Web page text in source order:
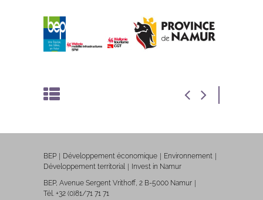
BEP Développement économique
Environnement
Développement territorial
Invest in Namur
BEP, Avenue Sergent Vrithoff, 2 B-5000 Namur
Tél. +32 (0)81/71 71 71